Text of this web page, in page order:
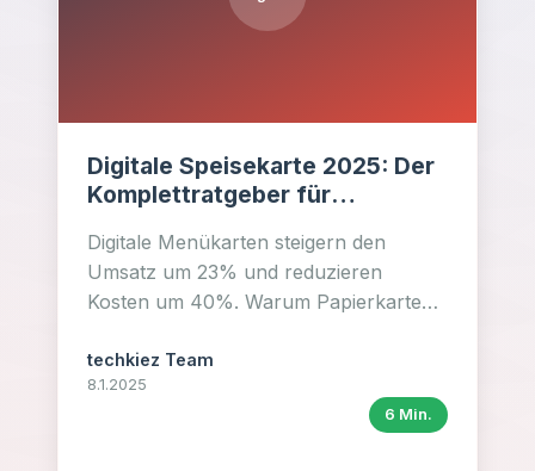
Digitale Speisekarte 2025: Der
Komplettratgeber für
Menüs
Digitale Menükarten steigern den
Umsatz um 23% und reduzieren
Kosten um 40%. Warum Papierkarten
profitieren.
techkiez Team
8.1.2025
6 Min.